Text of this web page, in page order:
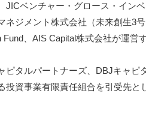
ベンチャー・グロース・イン
ジメント株式会社（未来創生3
、AIS Capital株式会社が運営
タルパートナーズ、DBJキャピ
資事業有限責任組合を引受先と